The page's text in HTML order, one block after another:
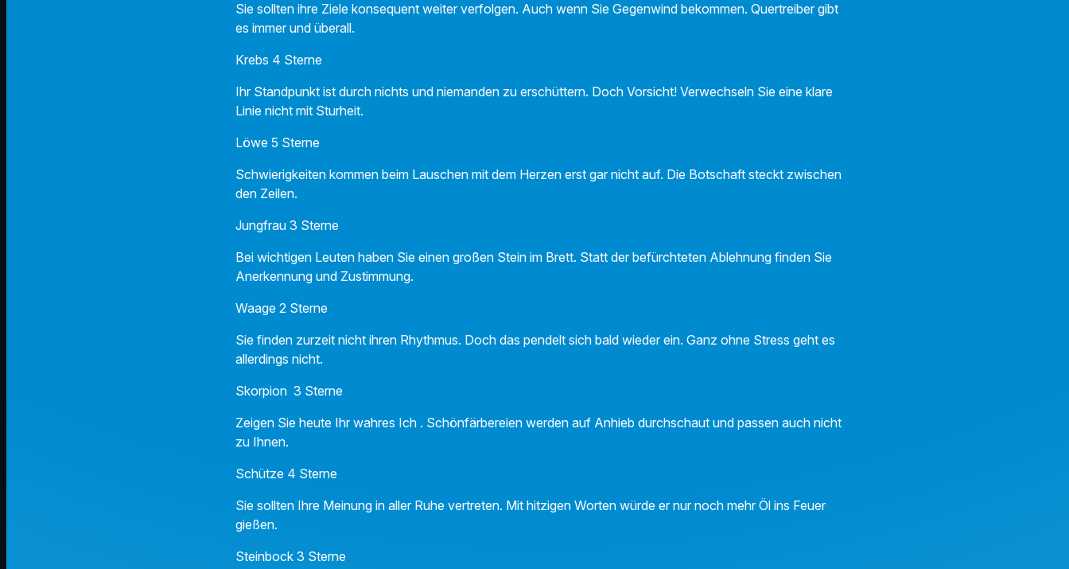
Sie sollten ihre Ziele konsequent weiter verfolgen. Auch wenn Sie Gegenwind bekommen. Quertreiber gibt
es immer und überall.
Krebs 4 Sterne
Ihr Standpunkt ist durch nichts und niemanden zu erschüttern. Doch Vorsicht! Verwechseln Sie eine klare
Linie nicht mit Sturheit.
Löwe 5 Sterne
Schwierigkeiten kommen beim Lauschen mit dem Herzen erst gar nicht auf. Die Botschaft steckt zwischen
den Zeilen.
Jungfrau 3 Sterne
Bei wichtigen Leuten haben Sie einen großen Stein im Brett. Statt der befürchteten Ablehnung finden Sie
Anerkennung und Zustimmung.
Waage 2 Sterne
Sie finden zurzeit nicht ihren Rhythmus. Doch das pendelt sich bald wieder ein. Ganz ohne Stress geht es
allerdings nicht.
Skorpion 3 Sterne
Zeigen Sie heute Ihr wahres Ich . Schönfärbereien werden auf Anhieb durchschaut und passen auch nicht
zu Ihnen.
Schütze 4 Sterne
Sie sollten Ihre Meinung in aller Ruhe vertreten. Mit hitzigen Worten würde er nur noch mehr Öl ins Feuer
gießen.
Steinbock 3 Sterne